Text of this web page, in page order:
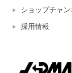
ショップチャ
採用情報